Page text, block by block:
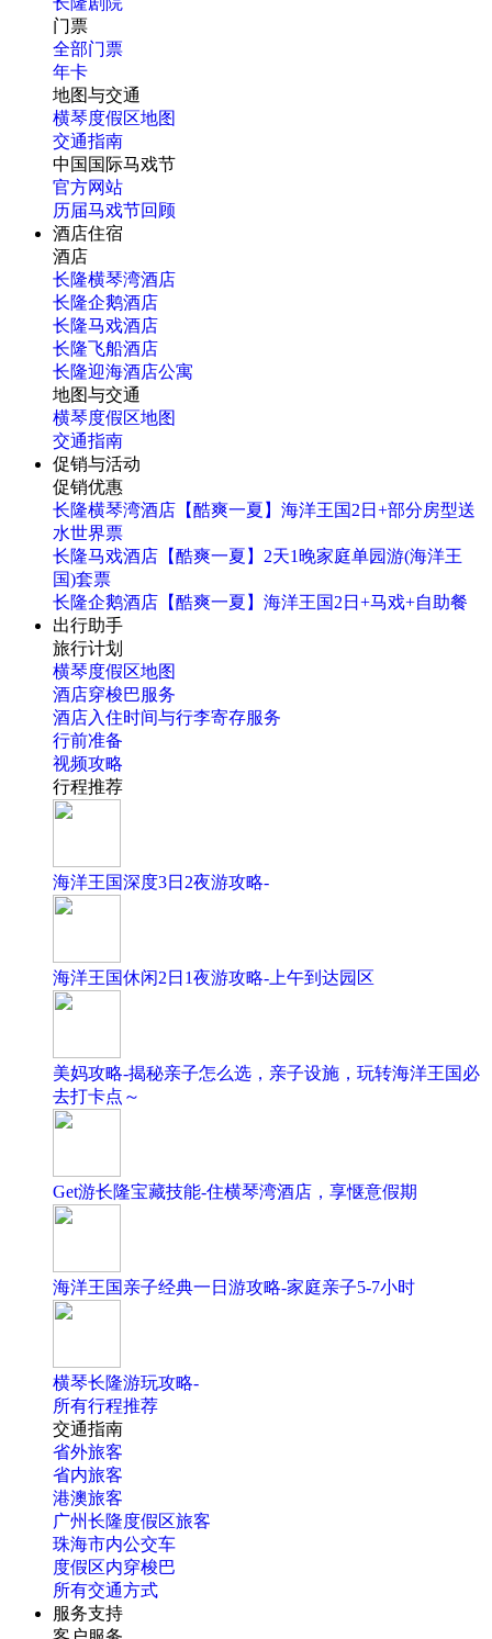
门票
全部门票
年卡
地图与交通
横琴度假区地图
交通指南
中国国际马戏节
官方网站
历届马戏节回顾
酒店住宿
酒店
长隆横琴湾酒店
长隆企鹅酒店
长隆马戏酒店
长隆飞船酒店
长隆迎海酒店公寓
地图与交通
横琴度假区地图
交通指南
促销与活动
促销优惠
长隆横琴湾酒店【酷爽一夏】海洋王国2日+部分房型送
水世界票
长隆马戏酒店【酷爽一夏】2天1晚家庭单园游(海洋王
国)套票
长隆企鹅酒店【酷爽一夏】海洋王国2日+马戏+自助餐
出行助手
旅行计划
横琴度假区地图
酒店穿梭巴服务
酒店入住时间与行李寄存服务
行前准备
视频攻略
行程推荐
海洋王国深度3日2夜游攻略-
海洋王国休闲2日1夜游攻略-上午到达园区
美妈攻略-揭秘亲子怎么选，亲子设施，玩转海洋王国必
去打卡点～
Get游长隆宝藏技能-住横琴湾酒店，享惬意假期
海洋王国亲子经典一日游攻略-家庭亲子5-7小时
横琴长隆游玩攻略-
所有行程推荐
交通指南
省外旅客
省内旅客
港澳旅客
广州长隆度假区旅客
珠海市内公交车
度假区内穿梭巴
所有交通方式
服务支持